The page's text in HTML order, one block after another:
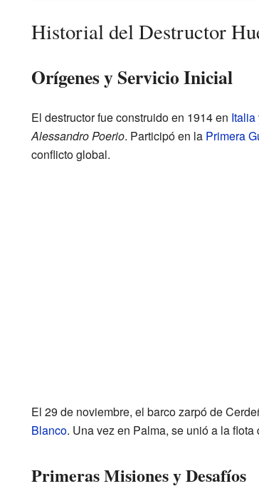
Historial del Destructor
Orígenes y Servicio Inicial
El destructor fue construido en 1914 en Italia
Alessandro Poerio. Participó en la Primera
conflicto global.
El 29 de noviembre, el barco zarpó de
Blanco. Una vez en Palma, se unió a la
Primeras Misiones y Desafíos